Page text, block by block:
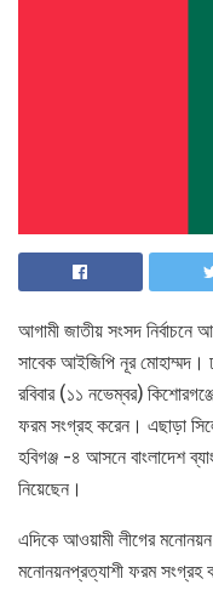
আগামী জাতীয় সংসদ নির্বাচনে
সাবেক আইজিপি নূর মোহাম্মদ।
রবিবার (১১ নভেম্বর)
ফরম সংগ্রহ করেন। এছাড়া
হবিগঞ্জ -৪ আসনে বাংলাদেশ
নিয়েছেন।
এদিকে আওয়ামী লীগের
মনোনয়নপ্রত্যাশী ফরম সংগ্রহ